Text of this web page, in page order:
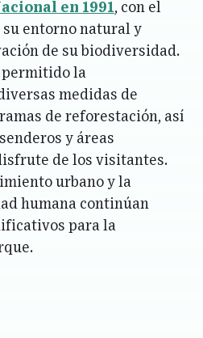
en 1991, con el
entorno natural y
de su biodiversidad.
permitido la
medidas de
de reforestación, así
y áreas
de los visitantes.
urbano y la
humana continúan
para la